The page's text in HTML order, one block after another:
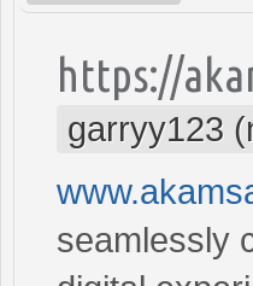
https://
garryy123
seamlessly